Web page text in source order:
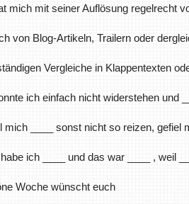
mich mit seiner Auflösung regelrecht
von Blog-Artikeln, Trailern oder
Vergleiche in Klappentexten
ich einfach nicht widerstehen und
mich ____ sonst nicht so reizen, gefiel
ich ____ und das war ____ , weil
Woche wünscht euch